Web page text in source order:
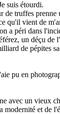
suis étourdi.
de truffes prenne
qu'il vient de
a péri dans
un déçu de
de pépites
pu en
avec un vieux
modernité et de